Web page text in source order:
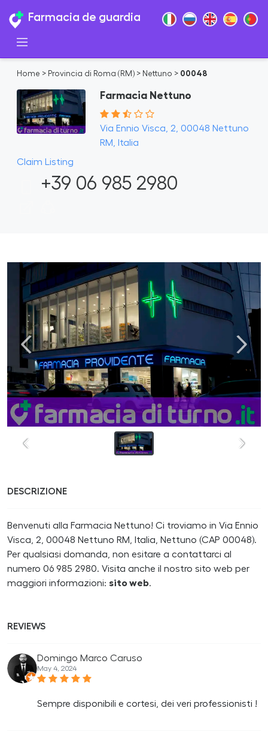
Farmacia de guardia
Home > Provincia di Roma (RM) > Nettuno > 00048
Farmacia Nettuno
Via Ennio Visca, 2, 00048 Nettuno
RM, Italia
Claim Listing
+39 06 985 2980
DESCRIZIONE
Benvenuti alla Farmacia Nettuno! Ci troviamo in Via Ennio
Visca, 2, 00048 Nettuno RM, Italia, Nettuno (CAP 00048).
Per qualsiasi domanda, non esitare a contattarci al
numero 06 985 2980. Visita anche il nostro sito web per
maggiori informazioni: sito web.
REVIEWS
Domingo Marco Caruso
May 4, 2024
Sempre disponibili e cortesi, dei veri professionisti !